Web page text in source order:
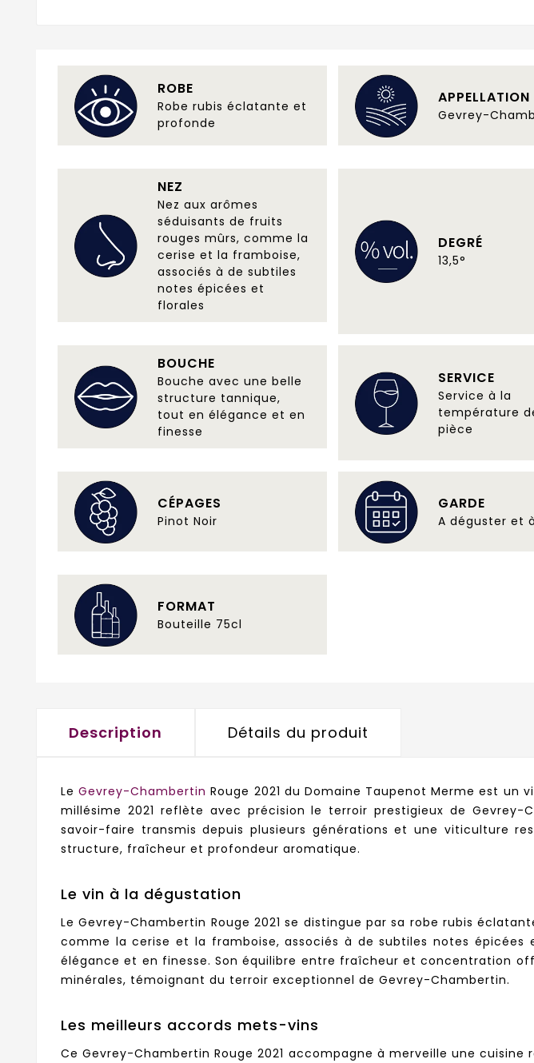
ROBE
Robe rubis éclatante et
profonde
APPELLATION
Gevrey-
NEZ
Nez aux arômes
séduisants de fruits
rouges mûrs, comme la
cerise et la framboise,
associés à de subtiles
notes épicées et
florales
DEGRÉ
13,5°
BOUCHE
Bouche avec une belle
structure tannique,
tout en élégance et en
finesse
SERVICE
Service à la
température
pièce
CÉPAGES
Pinot Noir
GARDE
A déguster et
FORMAT
Bouteille 75cl
Description Détails du produit
LeGevrey-Chambertin Rouge 2021 du Domaine Taupenot Merme est un
millésime 2021 reflète avec précision le terroir prestigieux de
savoir-faire transmis depuis plusieurs générations et une viticulture
structure, fraîcheur et profondeur aromatique.
Le vin à la dégustation
Le Gevrey-Chambertin Rouge 2021 se distingue par sa robe rubis
comme la cerise et la framboise, associés à de subtiles notes
élégance et en finesse. Son équilibre entre fraîcheur et concentration
minérales, témoignant du terroir exceptionnel de Gevrey-Chambertin.
Les meilleurs accords mets-vins
Ce Gevrey-Chambertin Rouge 2021 accompagne à merveille une